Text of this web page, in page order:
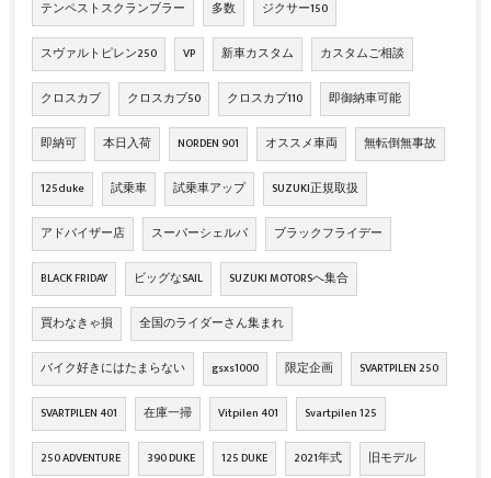
テンペストスクランブラー 多数 ジクサー150
スヴァルトピレン250 VP 新車カスタム カスタムご相談
クロスカブ クロスカブ50 クロスカブ110 即御納車可能
即納可 本日入荷 NORDEN 901 オススメ車両 無転倒無事故
125duke 試乗車 試乗車アップ SUZUKI正規取扱
アドバイザー店 スーパーシェルパ ブラックフライデー
BLACK FRIDAY ビッグなSAIL SUZUKI MOTORSへ集合
買わなきゃ損 全国のライダーさん集まれ
バイク好きにはたまらない gsxs1000 限定企画 SVARTPILEN 250
SVARTPILEN 401 在庫一掃 Vitpilen 401 Svartpilen 125
250 ADVENTURE 390 DUKE 125 DUKE 2021年式 旧モデル